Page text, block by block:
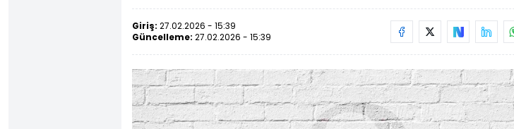
Giriş: 27.02.2026 - 15:39
Güncelleme: 27.02.2026 - 15:39